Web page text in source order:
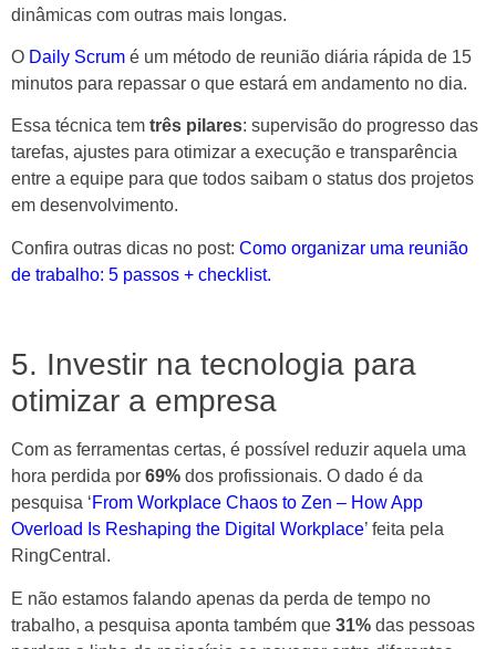
dinâmicas com outras mais longas.
O Daily Scrum é um método de reunião diária rápida de 15
minutos para repassar o que estará em andamento no dia.
Essa técnica tem três pilares: supervisão do progresso das
tarefas, ajustes para otimizar a execução e transparência
entre a equipe para que todos saibam o status dos projetos
em desenvolvimento.
Confira outras dicas no post: Como organizar uma reunião
de trabalho: 5 passos + checklist.
5. Investir na tecnologia para
otimizar a empresa
Com as ferramentas certas, é possível reduzir aquela uma
hora perdida por 69% dos profissionais. O dado é da
pesquisa ‘From Workplace Chaos to Zen – How App
Overload Is Reshaping the Digital Workplace’ feita pela
RingCentral.
E não estamos falando apenas da perda de tempo no
trabalho, a pesquisa aponta também que 31% das pessoas